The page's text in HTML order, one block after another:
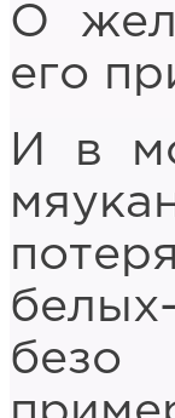
О
его
И в
безо